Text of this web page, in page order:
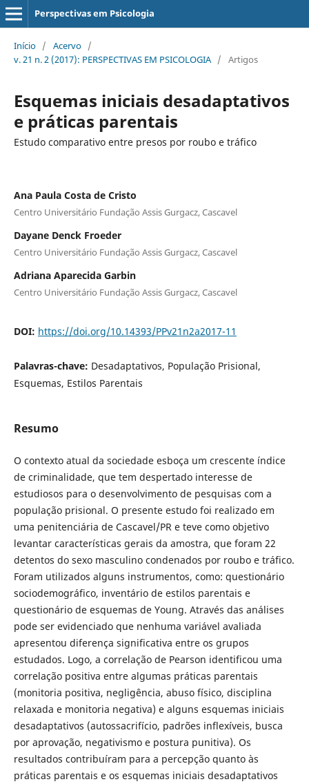
Perspectivas em Psicologia
Início / Acervo /
v. 21 n. 2 (2017): PERSPECTIVAS EM PSICOLOGIA / Artigos
Esquemas iniciais desadaptativos
e práticas parentais
Estudo comparativo entre presos por roubo e tráfico
Ana Paula Costa de Cristo
Centro Universitário Fundação Assis Gurgacz, Cascavel
Dayane Denck Froeder
Centro Universitário Fundação Assis Gurgacz, Cascavel
Adriana Aparecida Garbin
Centro Universitário Fundação Assis Gurgacz, Cascavel
DOI: https://doi.org/10.14393/PPv21n2a2017-11
Palavras-chave: Desadaptativos, População Prisional,
Esquemas, Estilos Parentais
Resumo
O contexto atual da sociedade esboça um crescente índice
de criminalidade, que tem despertado interesse de
estudiosos para o desenvolvimento de pesquisas com a
população prisional. O presente estudo foi realizado em
uma penitenciária de Cascavel/PR e teve como objetivo
levantar características gerais da amostra, que foram 22
detentos do sexo masculino condenados por roubo e tráfico.
Foram utilizados alguns instrumentos, como: questionário
sociodemográfico, inventário de estilos parentais e
questionário de esquemas de Young. Através das análises
pode ser evidenciado que nenhuma variável avaliada
apresentou diferença significativa entre os grupos
estudados. Logo, a correlação de Pearson identificou uma
correlação positiva entre algumas práticas parentais
(monitoria positiva, negligência, abuso físico, disciplina
relaxada e monitoria negativa) e alguns esquemas iniciais
desadaptativos (autossacrifício, padrões inflexíveis, busca
por aprovação, negativismo e postura punitiva). Os
resultados contribuíram para a percepção quanto às
práticas parentais e os esquemas iniciais desadaptativos